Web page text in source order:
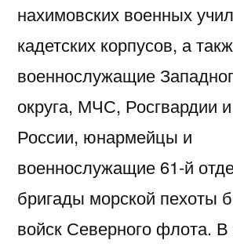
нахимовских военных
кадетских корпусов, а
военнослужащие
округа, МЧС, Росгвардии
России, юнармейцы и
военнослужащие 61-й
бригады морской пехоты
войск Северного флота. В